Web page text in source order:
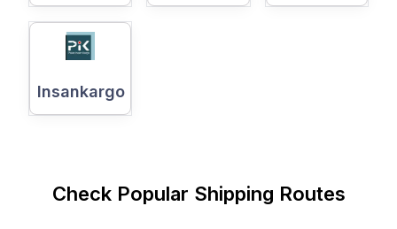
Insankargo
Check Popular Shipping Routes